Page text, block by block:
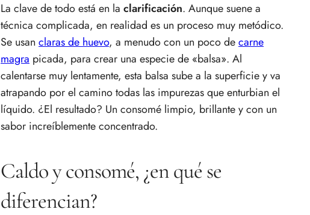
La clave de todo está en la clarificación. Aunque suene a
técnica complicada, en realidad es un proceso muy metódico.
Se usan claras de huevo, a menudo con un poco decarne
magra picada, para crear una especie de «balsa». Al
calentarse muy lentamente, esta balsa sube a la superficie y va
atrapando por el camino todas las impurezas que enturbian el
líquido. ¿El resultado? Un consomé limpio, brillante y con un
sabor increíblemente concentrado.
Caldo y consomé, ¿en qué se
diferencian?